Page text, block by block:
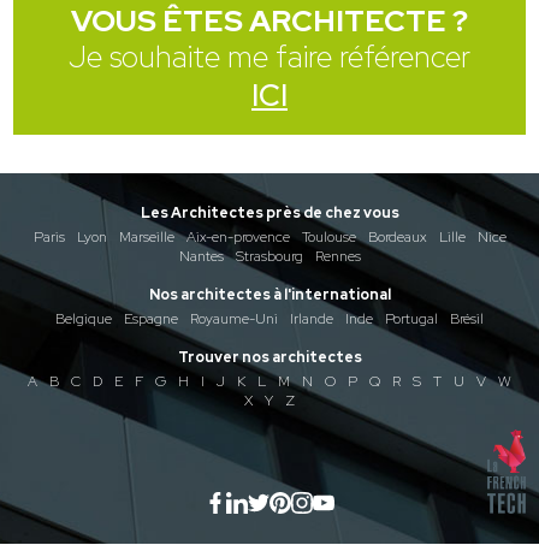
VOUS ÊTES ARCHITECTE ?
Je souhaite me faire référencer
ICI
Les Architectes près de chez vous
Paris
Lyon Marseille Aix-en-provence Toulouse Bordeaux Lille
Nice
Nantes
Strasbourg
Rennes
Nos architectes à l'international
Belgique
Espagne Royaume-Uni Irlande Inde Portugal
Brésil
Trouver nos architectes
A
B C D E F G H I J K L M N O P Q R S T U V
W
X
Y Z